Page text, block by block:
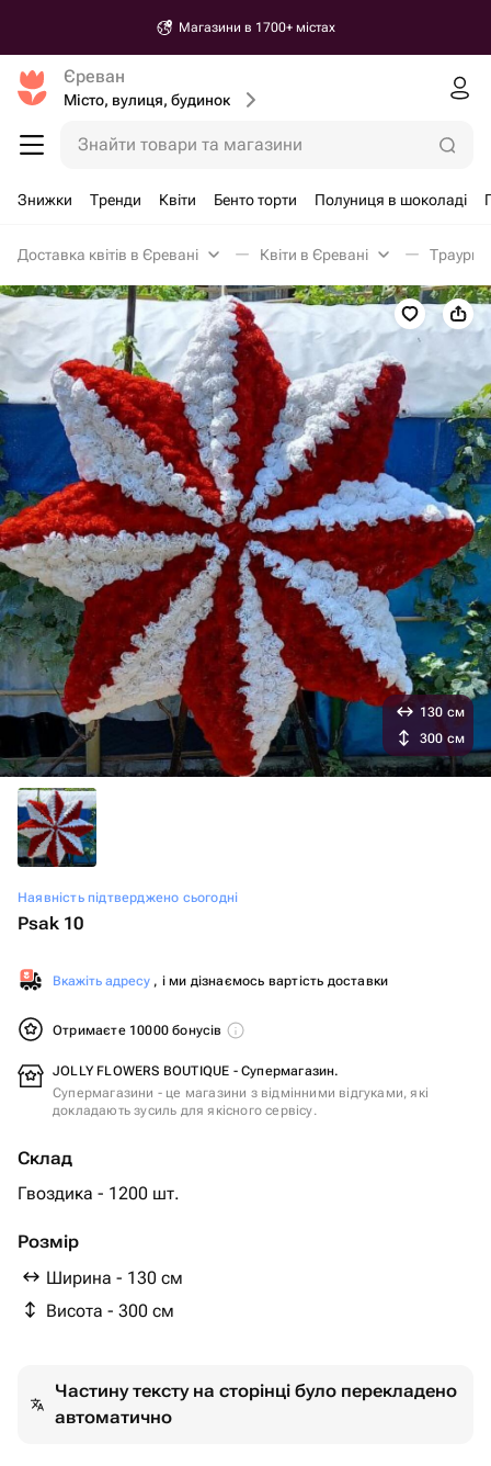
Магазини в 1700+ містах
Єреван
Місто, вулиця, будинок
Знайти товари та магазини
Знижки Тренди Квіти Бенто торти Полуниця в шоколаді
Доставка квітів в Єревані Квіти в Єревані
Наявність підтверджено сьогодні
Psak 10
Вкажіть адресу , і ми дізнаємось вартість доставки
Отримаєте 10000 бонусів
JOLLY FLOWERS BOUTIQUE - Супермагазин.
Супермагазини - це магазини з відмінними відгуками, які
докладають зусиль для якісного сервісу.
Склад
Гвоздика - 1200 шт.
Розмір
Ширина - 130 см
Висота - 300 см
130 см
300 см
Частину тексту на сторінці було перекладено
автоматично